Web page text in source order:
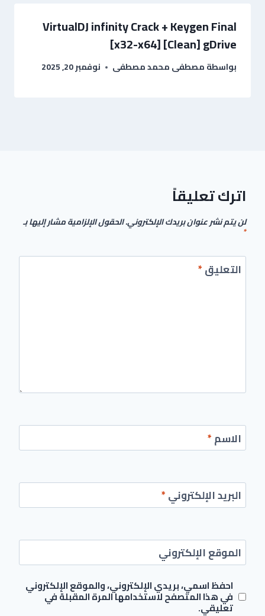
VirtualDJ infinity Crack + Keygen Final
[x32-x64] [Clean] gDrive
بواسطةمصطفى محمد مصطفى نوفمبر 20, 2025
اترك تعليقاً
لن يتم نشر عنوان بريدك الإلكتروني.الحقول الإلزامية مشار إليها بـ
*
التعليق*
الاسم*
البريد الإلكتروني*
الموقع الإلكتروني
احفظ اسمي، بريدي الإلكتروني، والموقع الإلكتروني
في هذا المتصفح لاستخدامها المرة المقبلة في
تعليقي.